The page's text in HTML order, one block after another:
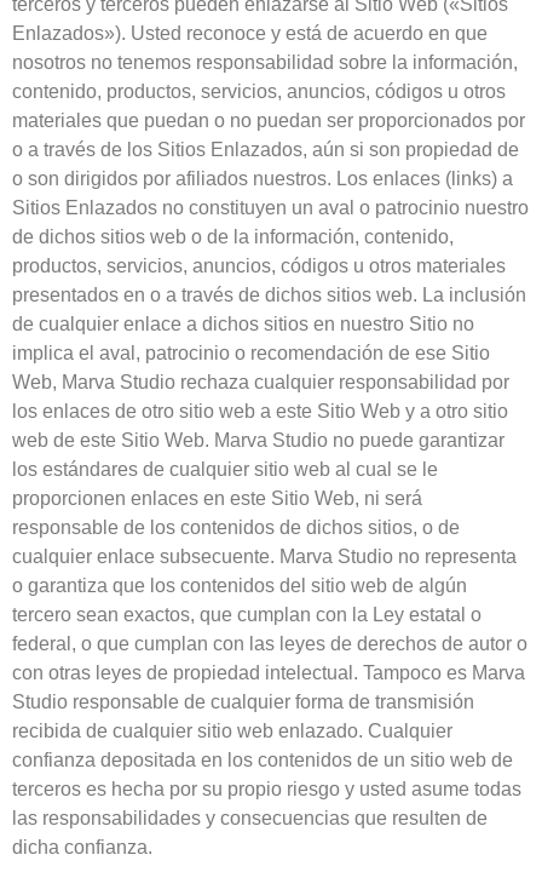
terceros y terceros pueden enlazarse al Sitio Web («Sitios
Enlazados»). Usted reconoce y está de acuerdo en que
nosotros no tenemos responsabilidad sobre la información,
contenido, productos, servicios, anuncios, códigos u otros
materiales que puedan o no puedan ser proporcionados por
o a través de los Sitios Enlazados, aún si son propiedad de
o son dirigidos por afiliados nuestros. Los enlaces (links) a
Sitios Enlazados no constituyen un aval o patrocinio nuestro
de dichos sitios web o de la información, contenido,
productos, servicios, anuncios, códigos u otros materiales
presentados en o a través de dichos sitios web. La inclusión
de cualquier enlace a dichos sitios en nuestro Sitio no
implica el aval, patrocinio o recomendación de ese Sitio
Web, Marva Studio rechaza cualquier responsabilidad por
los enlaces de otro sitio web a este Sitio Web y a otro sitio
web de este Sitio Web. Marva Studio no puede garantizar
los estándares de cualquier sitio web al cual se le
proporcionen enlaces en este Sitio Web, ni será
responsable de los contenidos de dichos sitios, o de
cualquier enlace subsecuente. Marva Studio no representa
o garantiza que los contenidos del sitio web de algún
tercero sean exactos, que cumplan con la Ley estatal o
federal, o que cumplan con las leyes de derechos de autor o
con otras leyes de propiedad intelectual. Tampoco es Marva
Studio responsable de cualquier forma de transmisión
recibida de cualquier sitio web enlazado. Cualquier
confianza depositada en los contenidos de un sitio web de
terceros es hecha por su propio riesgo y usted asume todas
las responsabilidades y consecuencias que resulten de
dicha confianza.